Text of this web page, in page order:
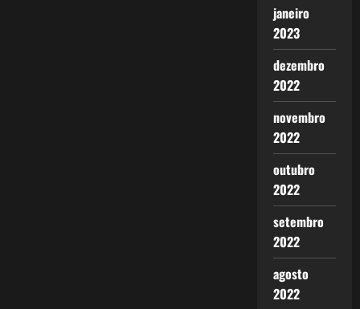
janeiro
2023
dezembro
2022
novembro
2022
outubro
2022
setembro
2022
agosto
2022